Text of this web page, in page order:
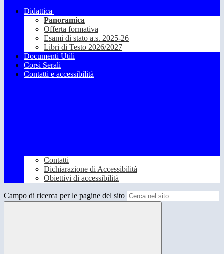
Didattica
Panoramica
Offerta formativa
Esami di stato a.s. 2025-26
Libri di Testo 2026/2027
Documenti Utili
Corsi Serali
Contatti e accessibilità
Contatti
Dichiarazione di Accessibilità
Obiettivi di accessibilità
Campo di ricerca per le pagine del sito